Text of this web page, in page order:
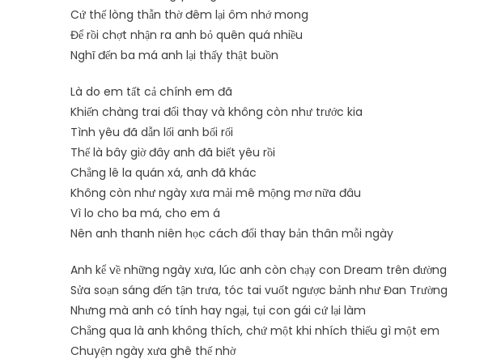
Cứ thế lòng thẫn thờ đêm lại ôm nhớ mong
Để rồi chợt nhận ra anh bỏ quên quá nhiều
Nghĩ đến ba má anh lại thấy thật buồn
Là do em tất cả chính em đã
Khiến chàng trai đổi thay và không còn như trước kia
Tình yêu đã dẫn lối anh bối rối
Thế là bây giờ đây anh đã biết yêu rồi
Chẳng lê la quán xá, anh đã khác
Không còn như ngày xưa mải mê mộng mơ nữa đâu
Vì lo cho ba má, cho em á
Nên anh thanh niên học cách đổi thay bản thân mỗi ngày
Anh kể về những ngày xưa, lúc anh còn chạy con Dream trên đường
Sửa soạn sáng đến tận trưa, tóc tai vuốt ngược bảnh như Đan Trường
Nhưng mà anh có tính hay ngại, tụi con gái cứ lại làm
Chẳng qua là anh không thích, chứ một khi nhích thiếu gì một em
Chuyện ngày xưa ghê thế nhờ